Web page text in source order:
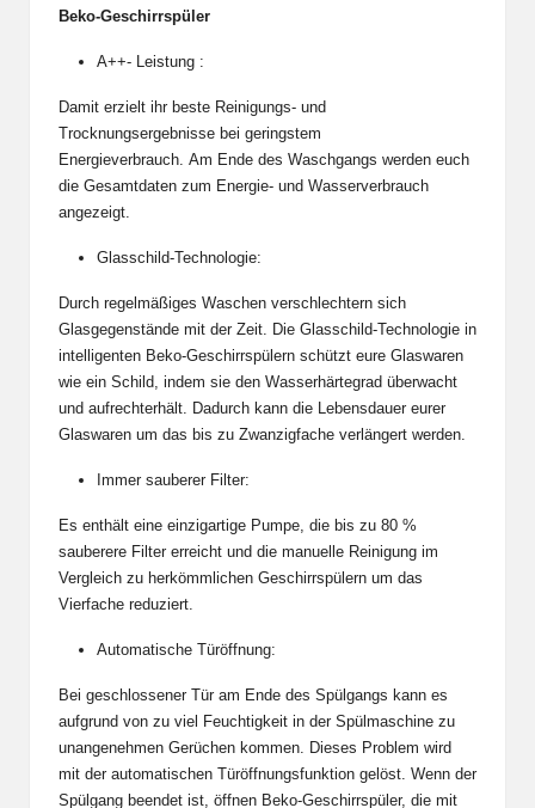
Beko-Geschirrspüler
A++- Leistung :
Damit erzielt ihr beste Reinigungs- und
Trocknungsergebnisse bei geringstem
Energieverbrauch. Am Ende des Waschgangs werden euch
die Gesamtdaten zum Energie- und Wasserverbrauch
angezeigt.
Glasschild-Technologie:
Durch regelmäßiges Waschen verschlechtern sich
Glasgegenstände mit der Zeit. Die Glasschild-Technologie in
intelligenten Beko-Geschirrspülern schützt eure Glaswaren
wie ein Schild, indem sie den Wasserhärtegrad überwacht
und aufrechterhält. Dadurch kann die Lebensdauer eurer
Glaswaren um das bis zu Zwanzigfache verlängert werden.
Immer sauberer Filter:
Es enthält eine einzigartige Pumpe, die bis zu 80 %
sauberere Filter erreicht und die manuelle Reinigung im
Vergleich zu herkömmlichen Geschirrspülern um das
Vierfache reduziert.
Automatische Türöffnung:
Bei geschlossener Tür am Ende des Spülgangs kann es
aufgrund von zu viel Feuchtigkeit in der Spülmaschine zu
unangenehmen Gerüchen kommen. Dieses Problem wird
mit der automatischen Türöffnungsfunktion gelöst. Wenn der
Spülgang beendet ist, öffnen Beko-Geschirrspüler, die mit